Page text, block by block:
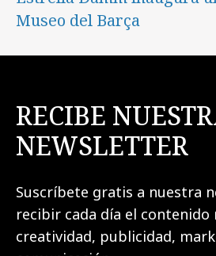
Museo del Barça
RECIBE
NEWSLETTER
Suscríbete gratis a nuestra
recibir cada día el contenido
creatividad, publicidad,